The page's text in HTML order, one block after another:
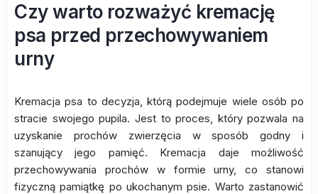
Czy warto rozważyć kremację
psa przed przechowywaniem
urny
Kremacja psa to decyzja, którą podejmuje wiele osób po
stracie swojego pupila. Jest to proces, który pozwala na
uzyskanie prochów zwierzęcia w sposób godny i
szanujący jego pamięć. Kremacja daje możliwość
przechowywania prochów w formie urny, co stanowi
fizyczną pamiątkę po ukochanym psie. Warto zastanowić